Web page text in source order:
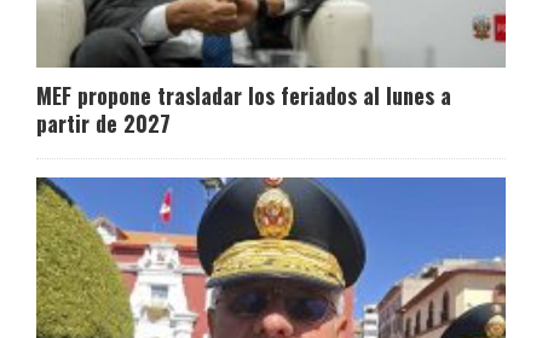
MEF propone trasladar los feriados al lunes a
partir de 2027